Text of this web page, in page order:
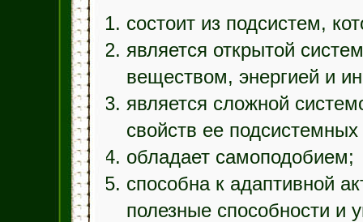
состоит из подсистем,
является открытой
веществом, энергией и
является сложной
свойств ее
обладает самоподобием;
способна к адаптивной
полезные способности и